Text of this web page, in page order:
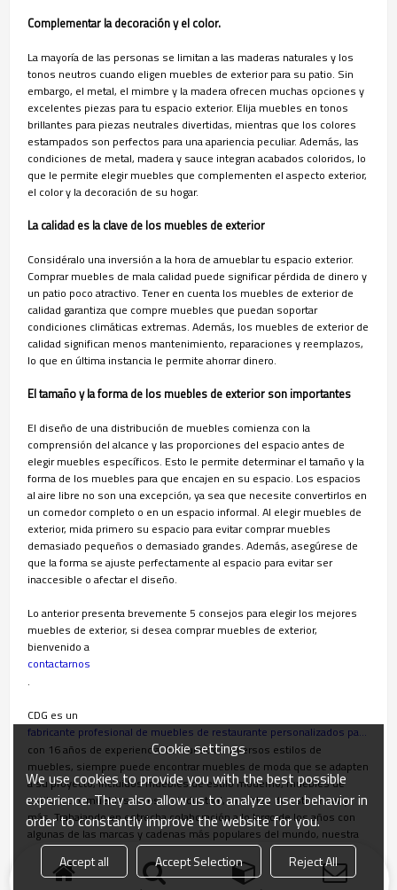
Complementar la decoración y el color.
La mayoría de las personas se limitan a las maderas naturales y los
tonos neutros cuando eligen muebles de exterior para su patio. Sin
embargo, el metal, el mimbre y la madera ofrecen muchas opciones y
excelentes piezas para tu espacio exterior. Elija muebles en tonos
brillantes para piezas neutrales divertidas, mientras que los colores
estampados son perfectos para una apariencia peculiar. Además, las
condiciones de metal, madera y sauce integran acabados coloridos, lo
que le permite elegir muebles que complementen el aspecto exterior,
el color y la decoración de su hogar.
La calidad es la clave de los muebles de exterior
Considéralo una inversión a la hora de amueblar tu espacio exterior.
Comprar muebles de mala calidad puede significar pérdida de dinero y
un patio poco atractivo. Tener en cuenta los muebles de exterior de
calidad garantiza que compre muebles que puedan soportar
condiciones climáticas extremas. Además, los muebles de exterior de
calidad significan menos mantenimiento, reparaciones y reemplazos,
lo que en última instancia le permite ahorrar dinero.
El tamaño y la forma de los muebles de exterior son importantes
El diseño de una distribución de muebles comienza con la
comprensión del alcance y las proporciones del espacio antes de
elegir muebles específicos. Esto le permite determinar el tamaño y la
forma de los muebles para que encajen en su espacio. Los espacios
al aire libre no son una excepción, ya sea que necesite convertirlos en
un comedor completo o en un espacio informal. Al elegir muebles de
exterior, mida primero su espacio para evitar comprar muebles
demasiado pequeños o demasiado grandes. Además, asegúrese de
que la forma se ajuste perfectamente al espacio para evitar ser
inaccesible o afectar el diseño.
Lo anterior presenta brevemente 5 consejos para elegir los mejores
muebles de exterior, si desea comprar muebles de exterior,
bienvenido a
contactarnos
.
CDG es un
fabricante profesional de muebles de restaurante personalizados para interiores y exteriores
con 16 años de experiencia. En nuestros diversos estilos de
muebles, siempre puede encontrar muebles de moda que se adapten
a su proyecto, incluidos muebles de estilo moderno, muebles de
estilo retro, muebles de estilo industrial, muebles de estilo rural y
más. Trabajando en estrecha colaboración a lo largo de los años con
algunas de las marcas y cadenas más populares del mundo, nuestra
reputación se basa en una filosofía de calidad intransigente.
Cookie settings
We use cookies to provide you with the best possible
experience. They also allow us to analyze user behavior in
order to constantly improve the website for you.
Accept all Accept Selection
Reject All